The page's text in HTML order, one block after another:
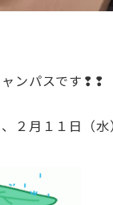
ンパスです❢❢
２月１１日（水